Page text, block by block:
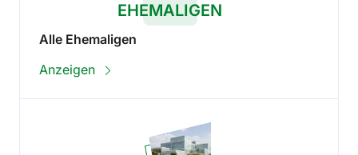
EHEMALIGEN
Alle Ehemaligen
Anzeigen